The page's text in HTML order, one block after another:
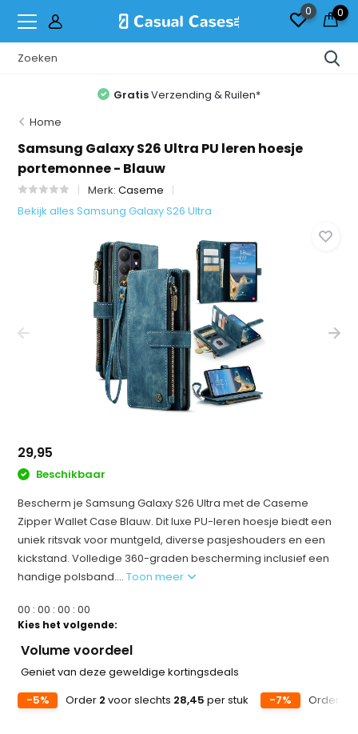
0 0
Vandaag op de post
Home
Samsung Galaxy S26 Ultra PU leren hoesje
portemonnee - Blauw
Merk:Caseme
Bekijk alles Samsung Galaxy S26 Ultra
29,95
Beschikbaar
Bescherm je Samsung Galaxy S26 Ultra met de Caseme
Zipper Wallet Case Blauw. Dit luxe PU-leren hoesje biedt een
uniek ritsvak voor muntgeld, diverse pasjeshouders en een
kickstand. Volledige 360-graden bescherming inclusief een
handige polsband....Toon meer
00 :00 :00 :00
Kies het volgende:
Volume voordeel
Geniet van deze geweldige kortingsdeals
-5%
Order 2 voor slechts 28,45 per stuk -7% Order